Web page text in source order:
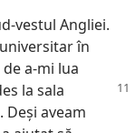
vestul Angliei.
în
a-mi lua
la sala
aveam